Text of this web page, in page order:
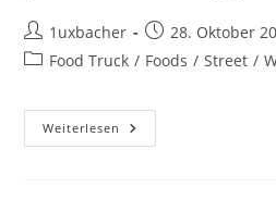
1uxbacher
28. Oktober
Food Truck / Foods / Street /
Weiterlesen